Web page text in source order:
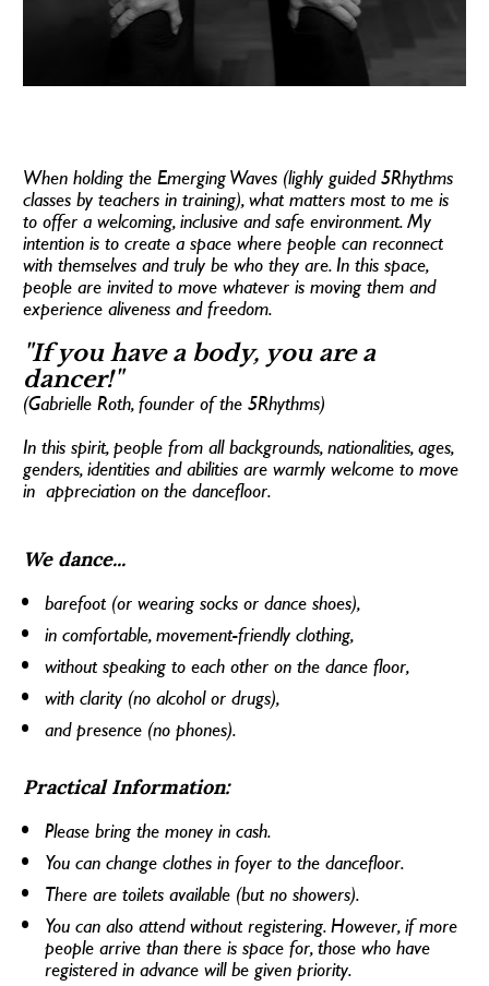
When holding the Emerging Waves (lighly guided 5Rhythms
classes by teachers in training), what matters most to me is
to offer a welcoming, inclusive and safe environment. My
intention is to create a space where people can reconnect
with themselves and truly be who they are. In this space,
people are invited to move whatever is moving them and
experience aliveness and freedom.
"If you have a body, you are a
dancer!"
(Gabrielle Roth, founder of the 5Rhythms)
In this spirit, people from all backgrounds, nationalities, ages,
genders, identities and abilities are warmly welcome to move
in  appreciation on the dancefloor.
We dance...
barefoot (or wearing socks or dance shoes),
in comfortable, movement-friendly clothing,
without speaking to each other on the dance floor,
with clarity (no alcohol or drugs),
and presence (no phones).
Practical Information:
Please bring the money in cash.
You can change clothes in foyer to the dancefloor.
There are toilets available (but no showers).
You can also attend without registering. However, if more
people arrive than there is space for, those who have
registered in advance will be given priority.